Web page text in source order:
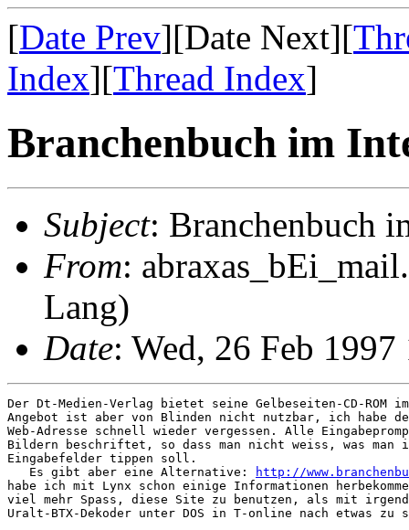
[Date Prev][Date Next][
Index][Thread Index]
Branchenbuch im
Subject: Branchenbuch
From:
Lang)
Date: Wed, 26 Feb
Der Dt-Medien-Verlag bietet seine Gelbeseiten-CD-ROM
Angebot ist aber von Blinden nicht nutzbar, ich habe
Web-Adresse schnell wieder vergessen. Alle
Bildern beschriftet, so dass man nicht weiss, was man
Eingabefelder tippen soll.
   Es gibt aber eine Alternative:
http://
habe ich mit Lynx schon einige Informationen
viel mehr Spass, diese Site zu benutzen, als mit